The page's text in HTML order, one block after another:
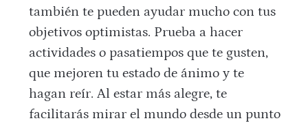
también te pueden ayudar mucho con tus
objetivos optimistas. Prueba a hacer
actividades o pasatiempos que te gusten,
que mejoren tu estado de ánimo y te
hagan reír. Al estar más alegre, te
facilitarás mirar el mundo desde un punto